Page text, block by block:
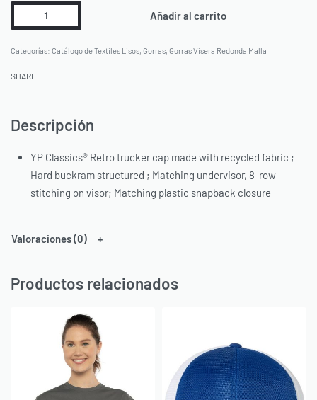
Añadir al carrito
Categorías: Catálogo de Textiles Lisos, Gorras, Gorras Visera Redonda Malla
SHARE
Descripción
YP Classics® Retro trucker cap made with recycled fabric ;
Hard buckram structured ; Matching undervisor, 8-row
stitching on visor; Matching plastic snapback closure
Valoraciones (0)
Productos relacionados